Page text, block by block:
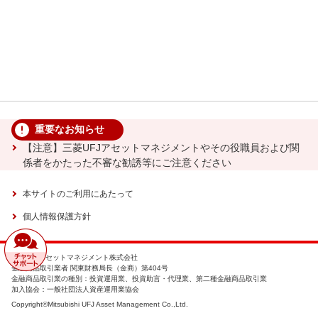
重要なお知らせ
【注意】三菱UFJアセットマネジメントやその役職員および関
係者をかたった不審な勧誘等にご注意ください
本サイトのご利用にあたって
個人情報保護方針
三菱UFJアセットマネジメント株式会社
金融商品取引業者 関東財務局長（金商）第404号
金融商品取引業の種別：投資運用業、投資助言・代理業、第二種金融商品取引業
加入協会：一般社団法人資産運用業協会
Copyright©Mitsubishi UFJ Asset Management Co.,Ltd.